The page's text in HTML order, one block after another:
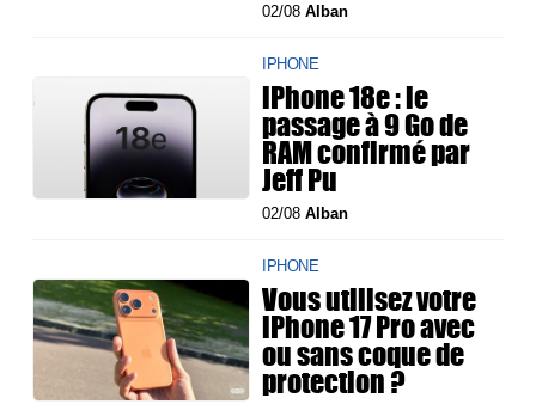
02/08Alban
IPHONE
iPhone 18e : le
passage à 9 Go de
RAM confirmé par
Jeff Pu
02/08Alban
IPHONE
Vous utilisez votre
iPhone 17 Pro avec
ou sans coque de
protection ?